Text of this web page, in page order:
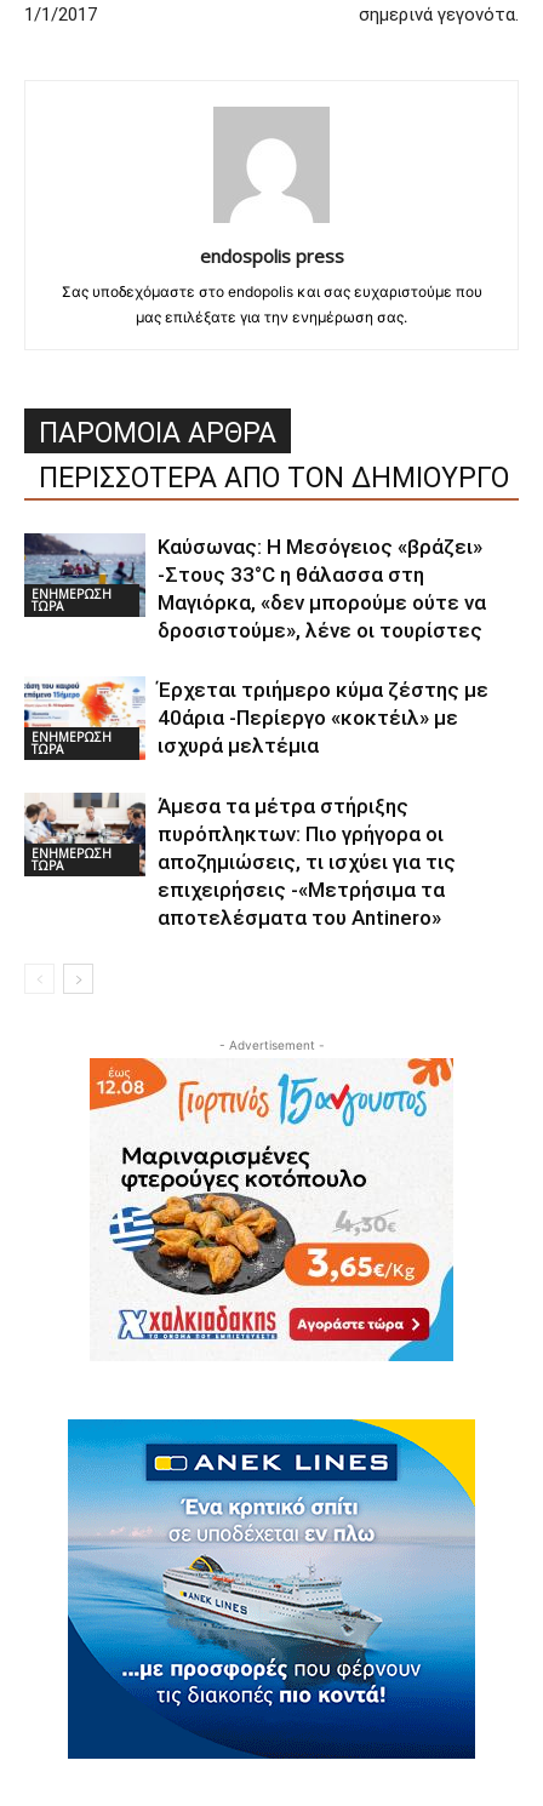
1/1/2017 σημερινά γεγονότα.
endospolis press
Σας υποδεχόμαστε στο endopolis και σας ευχαριστούμε που
μας επιλέξατε για την ενημέρωση σας.
ΠΑΡΟΜΟΙΑ ΑΡΘΡΑ
ΠΕΡΙΣΣΟΤΕΡΑ ΑΠΟ ΤΟΝ ΔΗΜΙΟΥΡΓΟ
ΕΝΗΜΕΡΩΣΗ
ΤΩΡΑ
Καύσωνας: Η Μεσόγειος «βράζει»
-Στους 33°C η θάλασσα στη
Μαγιόρκα, «δεν μπορούμε ούτε να
δροσιστούμε», λένε οι τουρίστες
ΕΝΗΜΕΡΩΣΗ
ΤΩΡΑ
Έρχεται τριήμερο κύμα ζέστης με
40άρια -Περίεργο «κοκτέιλ» με
ισχυρά μελτέμια
ΕΝΗΜΕΡΩΣΗ
ΤΩΡΑ
Άμεσα τα μέτρα στήριξης
πυρόπληκτων: Πιο γρήγορα οι
αποζημιώσεις, τι ισχύει για τις
επιχειρήσεις -«Μετρήσιμα τα
αποτελέσματα του Αntinero»
- Advertisement -